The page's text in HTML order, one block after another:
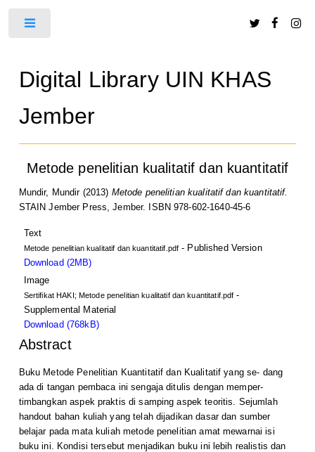
Digital Library UIN KHAS
Jember
Metode penelitian kualitatif dan kuantitatif
Mundir, Mundir(2013) Metode penelitian kualitatif dan kuantitatif.
STAIN Jember Press, Jember. ISBN 978-602-1640-45-6
Text
Metode penelitian kualitatif dan kuantitatif.pdf - Published Version
Download (2MB)
Image
Sertifikat HAKI; Metode penelitian kualitatif dan kuantitatif.pdf -
Supplemental Material
Download (768kB)
Abstract
Buku Metode Penelitian Kuantitatif dan Kualitatif yang se- dang
ada di tangan pembaca ini sengaja ditulis dengan memper-
timbangkan aspek praktis di samping aspek teoritis. Sejumlah
handout bahan kuliah yang telah dijadikan dasar dan sumber
belajar pada mata kuliah metode penelitian amat mewarnai isi
buku ini. Kondisi tersebut menjadikan buku ini lebih realistis dan